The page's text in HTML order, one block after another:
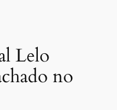
Lelo
no